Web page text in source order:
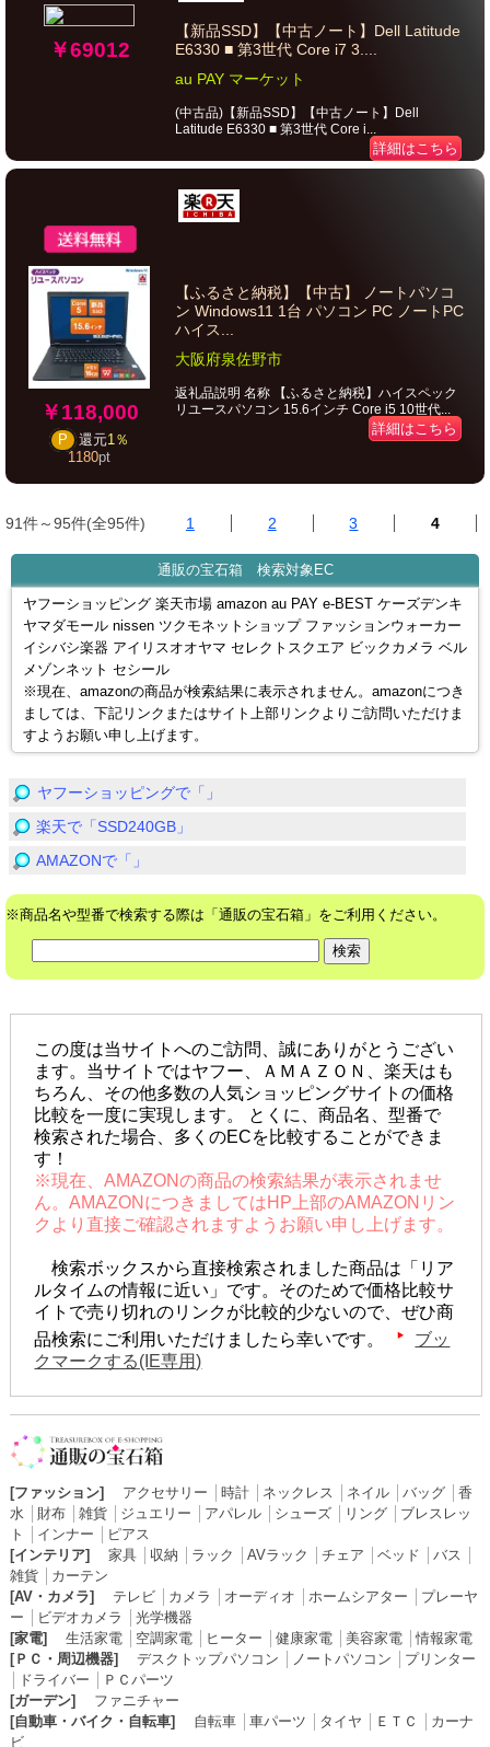
￥69012
【新品SSD】【中古ノート】Dell Latitude
E6330 ■ 第3世代 Core i7 3....
au PAY マーケット
(中古品)【新品SSD】【中古ノート】Dell
Latitude E6330 ■ 第3世代 Core i...
詳細はこちら
￥118,000
P 還元1％
1180pt
【ふるさと納税】【中古】 ノートパソコ
ン Windows11 1台 パソコン PC ノートPC
ハイス...
大阪府泉佐野市
返礼品説明 名称 【ふるさと納税】ハイスペック
リユースパソコン 15.6インチ Core i5 10世代...
詳細はこちら
91件～95件(全95件) 1 2 3 4
通販の宝石箱 検索対象EC
ヤフーショッピング 楽天市場 amazon au PAY e-BEST ケーズデンキ
ヤマダモール nissen ツクモネットショップ ファッションウォーカー
イシバシ楽器 アイリスオオヤマ セレクトスクエア ビックカメラ ベル
メゾンネット セシール
※現在、amazonの商品が検索結果に表示されません。amazonにつき
ましては、下記リンクまたはサイト上部リンクよりご訪問いただけま
すようお願い申し上げます。
ヤフーショッピングで「」
楽天で「SSD240GB」
AMAZONで「」
※商品名や型番で検索する際は「通販の宝石箱」をご利用ください。
この度は当サイトへのご訪問、誠にありがとうござい
ます。当サイトではヤフー、ＡＭＡＺＯＮ、楽天はも
ちろん、その他多数の人気ショッピングサイトの価格
比較を一度に実現します。 とくに、商品名、型番で
検索された場合、多くのECを比較することができま
す！
※現在、AMAZONの商品の検索結果が表示されませ
ん。AMAZONにつきましてはHP上部のAMAZONリン
クより直接ご確認されますようお願い申し上げます。
検索ボックスから直接検索されました商品は「リア
ルタイムの情報に近い」です。そのためで価格比較サ
イトで売り切れのリンクが比較的少ないので、ぜひ商
品検索にご利用いただけましたら幸いです。
ブッ
クマークする(IE専用)
[ファッション] アクセサリー 時計│ ネックレス ネイル│ バッグ│ 香
水
財布│ 雑貨│ ジュエリー アパレル│ シューズ│ リング│ ブレスレッ
ト
インナー
ピアス
[インテリア]
家具│ 収納 ラック AVラック チェア ベッド バス
雑貨│ カーテン
[AV・カメラ]
テレビ│ カメラ オーディオ ホームシアター
プレーヤ
ー
ビデオカメラ
光学機器
[家電]
生活家電│ 空調家電│ ヒーター 健康家電│ 美容家電│情報家電
[ＰＣ・周辺機器]
デスクトップパソコン ノートパソコン
プリンター
ドライバー
ＰＣパーツ
[ガーデン]
ファニチャー
[自動車・バイク・自転車]
自転車│ 車パーツ タイヤ ＥＴＣ
カーナ
ビ